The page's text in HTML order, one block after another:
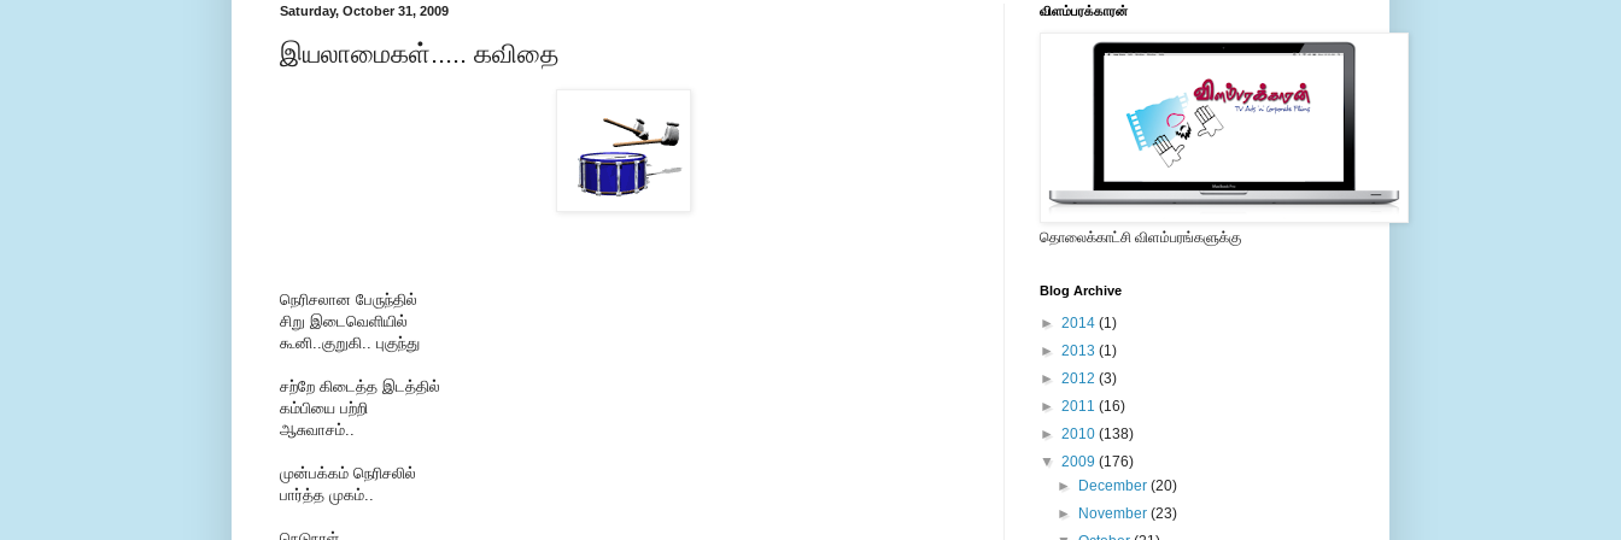
Saturday, October 31, 2009
இயலாமைகள்..... கவிதை
நெரிசலான பேருந்தில்
சிறு இடைவெளியில்
கூனி..குறுகி.. புகுந்து
சற்றே கிடைத்த இடத்தில்
கம்பியை பற்றி
ஆசுவாசம்..
முன்பக்கம் நெரிசலில்
பார்த்த முகம்..
விளம்பரக்காரன்
தொலைக்காட்சி விளம்பரங்களுக்கு
Blog Archive
► 2014 (1)
► 2013 (1)
► 2012 (3)
► 2011 (16)
► 2010 (138)
▼ 2009 (176)
►
December(20)
►
November(23)